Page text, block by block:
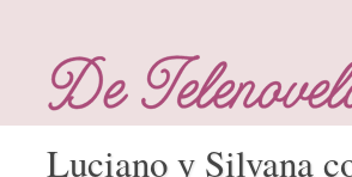
Luciano y Silvana